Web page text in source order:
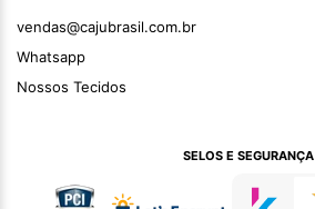
vendas@cajubrasil.com.br
Whatsapp
Nossos Tecidos
SELOS E SEGURANÇA